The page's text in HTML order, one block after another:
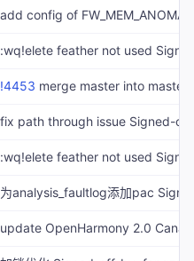
!4453 merge master into master hiview从socket节点读取数据，增加uid校验。 Created-by: honghecun9zu Commit-by: honghecun Merged-by: openharmony_ci Description: ### 一、内容说明（相关的Issue） ### 二、建议测试周期和提测地址 建议测试完成时间：xxxx.xx.xx 投产上线时间：xxxx.xx.xx 提测地址：CI环境/压测环境 测试账号： ### 三、变更内容 * 3.1 关联PR列表 * 3.2 数据库和部署说明 1.
update OpenHarmony 2.0